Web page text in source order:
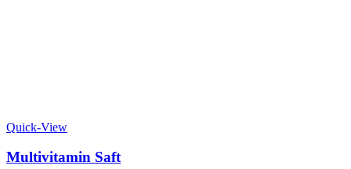
Quick-View
Multivitamin Saft